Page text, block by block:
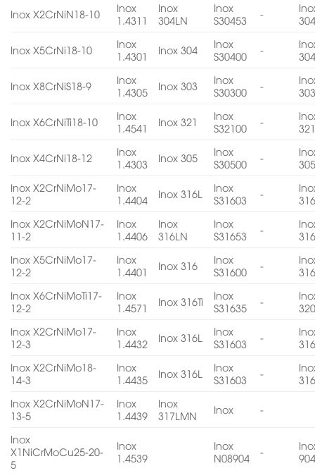
Inox X2CrNiN18-10
Inox
1.4311
Inox
304LN
Inox
S30453
-
Inox X5CrNi18-10
Inox
1.4301
Inox 304
Inox
S30400
-
Inox X8CrNiS18-9
Inox
1.4305
Inox 303
Inox
S30300
-
Inox X6CrNiTi18-10
Inox
1.4541
Inox 321
Inox
S32100
-
Inox X4CrNi18-12
Inox
1.4303
Inox 305
Inox
S30500
-
Inox X2CrNiMo17-
12-2
Inox
1.4404
Inox 316L
Inox
S31603
-
Inox X2CrNiMoN17-
11-2
Inox
1.4406
Inox
316LN
Inox
S31653
-
Inox X5CrNiMo17-
12-2
Inox
1.4401
Inox 316
Inox
S31600
-
Inox X6CrNiMoTi17-
12-2
Inox
1.4571
Inox 316Ti
Inox
S31635
-
Inox X2CrNiMo17-
12-3
Inox
1.4432
Inox 316L
Inox
S31603
-
Inox X2CrNiMo18-
14-3
Inox
1.4435
Inox 316L
Inox
S31603
-
Inox X2CrNiMoN17-
13-5
Inox
1.4439
Inox
317LMN
Inox -
Inox
X1NiCrMoCu25-20-
5
Inox
1.4539
Inox
N08904
-